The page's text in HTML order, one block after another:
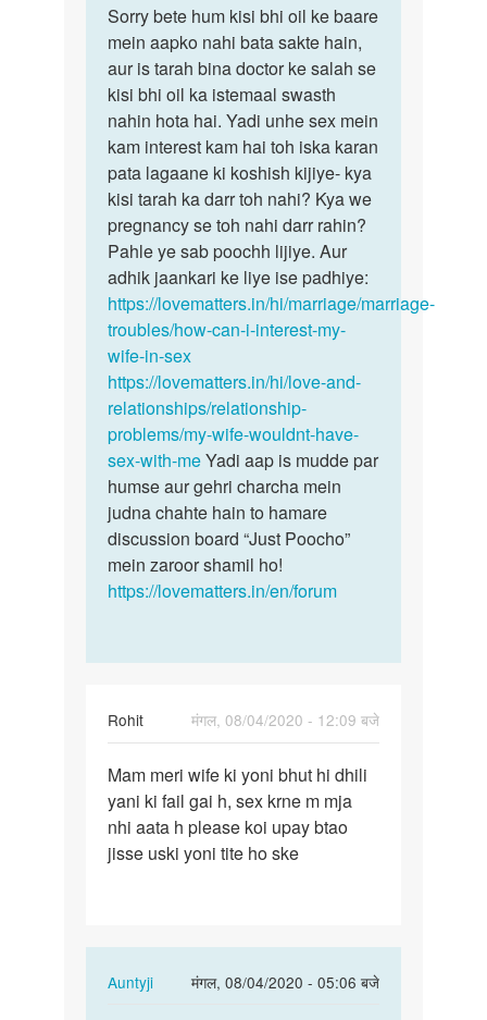
to
Meri
wife
ko
sex
me
ruchi…
by
D
kumar
Sorry
bete
hum
kisi
bhi
oil…
Sorry bete hum kisi bhi oil ke baare
mein aapko nahi bata sakte hain,
aur is tarah bina doctor ke salah se
kisi bhi oil ka istemaal swasth
nahin hota hai. Yadi unhe sex mein
kam interest kam hai toh iska karan
pata lagaane ki koshish kijiye- kya
kisi tarah ka darr toh nahi? Kya we
pregnancy se toh nahi darr rahin?
Pahle ye sab poochh lijiye. Aur
adhik jaankari ke liye ise padhiye:
https://lovematters.in/hi/marriage/marriage-
troubles/how-can-i-interest-my-
wife-in-sex
https://lovematters.in/hi/love-and-
relationships/relationship-
problems/my-wife-wouldnt-have-
sex-with-meYadi aap is mudde par
humse aur gehri charcha mein
judna chahte hain to hamare
discussion board “Just Poocho”
mein zaroor shamil ho!
https://lovematters.in/en/forum
Rohit
मंगल, 08/04/2020 - 12:09 बजे
Mam
meri
wife
ki
Mam meri wife ki yoni bhut hi dhili
yani ki fail gai h, sex krne m mja
nhi aata h please koi upay btao
jisse uski yoni tite ho ske
Auntyji
मंगल, 08/04/2020 - 05:06 बजे
In